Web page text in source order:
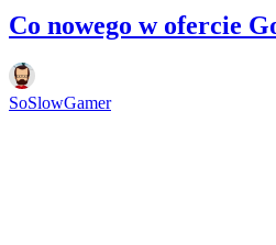
Co nowego w ofercie
SoSlowGamer